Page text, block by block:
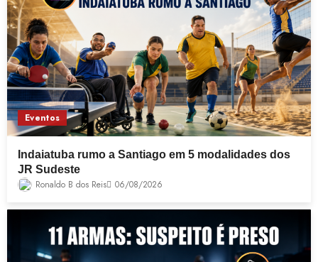
Eventos
Indaiatuba rumo a Santiago em 5 modalidades dos
JR Sudeste
Ronaldo B dos Reis 06/08/2026